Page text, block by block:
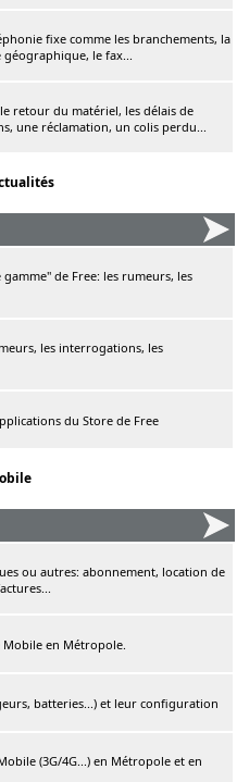
fixe comme les branchements, la
le fax...
retour du matériel, les délais de
une réclamation, un colis perdu...
de Free: les rumeurs, les
les interrogations, les
du Store de Free
ou autres: abonnement, location de
en Métropole.
batteries...) et leur configuration
(3G/4G...) en Métropole et en